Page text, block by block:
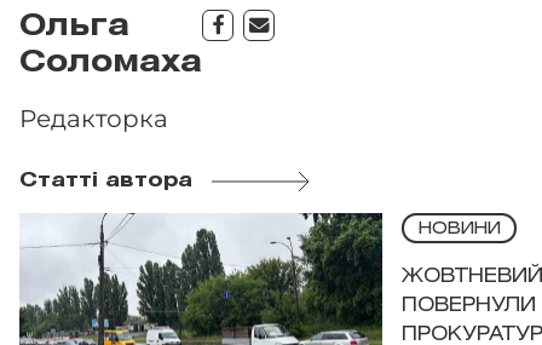
Ольга
Соломаха
Редакторка
Статті автора
НОВИНИ
ЖОВТНЕВИЙ
ПОВЕРНУЛИ